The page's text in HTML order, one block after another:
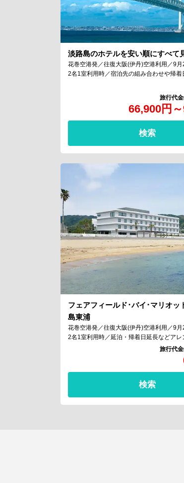
淡路島のホテルを安い順にすべて
66,900円 ～
花巻空港発／往復大阪(伊丹)空港利用／9月
2名1室利用時／宿泊先の組み合わせや帰着
検索
フェアフィールド･バイ･マリオッ
島東浦
花巻空港発／往復大阪(伊丹)空港利用／9月
2名1室利用時／延泊・帰着日延長などアレ
検索